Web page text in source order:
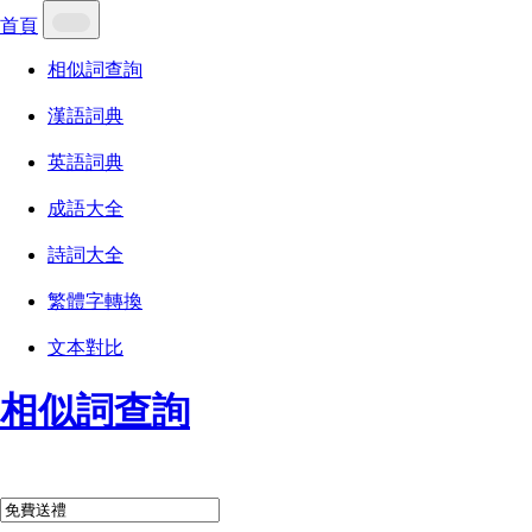
首頁
相似詞查詢
漢語詞典
英語詞典
成語大全
詩詞大全
繁體字轉換
文本對比
相似詞查詢